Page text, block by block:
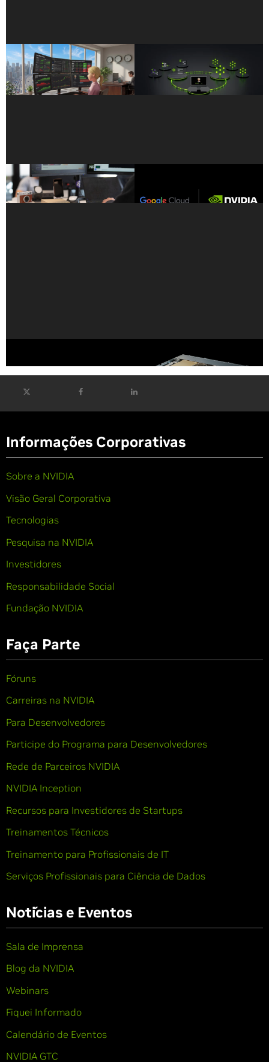
NVIDIA Blackwell
Estabelece Recorde STAC-
AI para Inferência de LLM
em Finanças
Baseadas em Agentes:
Personalização de Agentes
A NVIDIA Aprimora os
Agentes de IA Locais em
PCs RTX e DGX Spark
Geração de Criadores de IA
Informações Corporativas
Sobre a NVIDIA
Visão Geral Corporativa
Tecnologias
Pesquisa na NVIDIA
Investidores
Responsabilidade Social
Fundação NVIDIA
Faça Parte
Fóruns
Carreiras na NVIDIA
Para Desenvolvedores
Participe do Programa para Desenvolvedores
Rede de Parceiros NVIDIA
NVIDIA Inception
Recursos para Investidores de Startups
Treinamentos Técnicos
Treinamento para Profissionais de IT
Serviços Profissionais para Ciência de Dados
Notícias e Eventos
Sala de Imprensa
Blog da NVIDIA
Webinars
Fiquei Informado
Calendário de Eventos
NVIDIA GTC